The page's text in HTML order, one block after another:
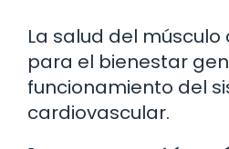
La salud del
para el bienestar
funcionamiento del
cardiovascular.